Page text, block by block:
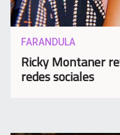
FARANDULA
Ricky Montaner
redes sociales